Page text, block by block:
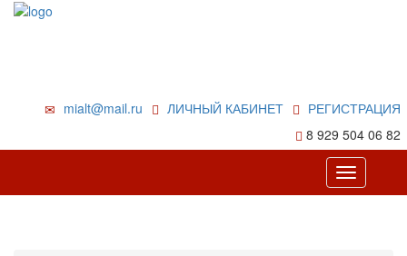
РЕГИСТРАЦИЯ
ЛИЧНЫЙ КАБИНЕТ
mialt@mail.ru
8 929 504 06 82
Toggle
navigation